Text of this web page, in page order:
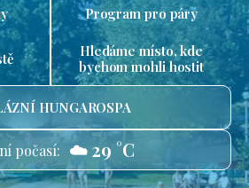
Program pro páry
Hledáme místo, kde
bychom mohli hostit
HUNGAROSPA
počasí: ☁️ 29 °C